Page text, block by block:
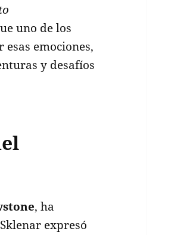
uno de los
emociones,
y desafíos
, ha
expresó